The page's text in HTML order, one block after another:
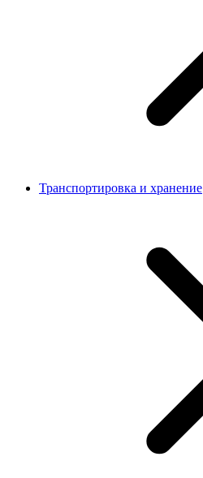
Транспортировка и хранение